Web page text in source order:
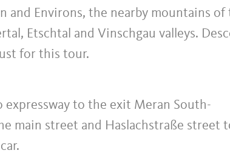
and Environs, the nearby mountains of
Etschtal and Vinschgau valleys.
for this tour.
to the exit Meran South-
main street and Haslachstraße street